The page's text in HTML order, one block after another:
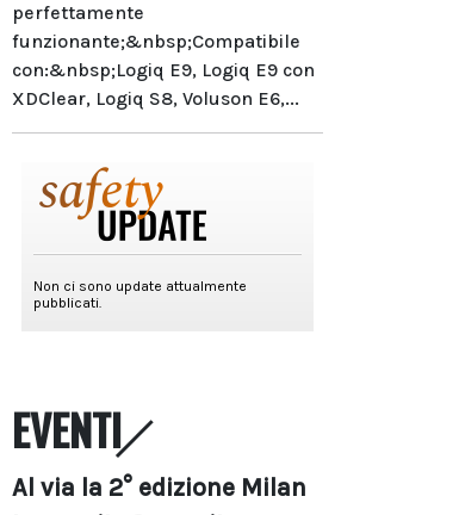
perfettamente
funzionante;&nbsp;Compatibile
con:&nbsp;Logiq E9, Logiq E9 con
XDClear, Logiq S8, Voluson E6,...
EVENTI
Al via la 2° edizione Milan